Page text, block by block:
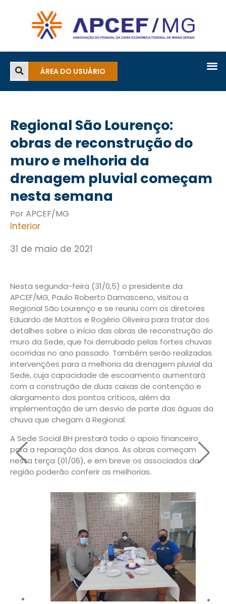
ÁREA DO USUÁRIO
Regional São Lourenço:
obras de reconstrução do
muro e melhoria da
drenagem pluvial começam
nesta semana
Por APCEF/MG
Interior
31 de maio de 2021
Nesta segunda-feira (31/0,5) o presidente da
APCEF/MG, Paulo Roberto Damasceno, visitou a
Regional São Lourenço e se reuniu com os diretores
Eduardo de Mattos e Rogério Oliveira para tratar dos
detalhes sobre o início das obras de reconstrução do
muro da Sede, que foi derrubado pelas fortes chuvas
ocorridas no ano passado. Também serão realizadas
intervenções para a melhoria da drenagem pluvial da
Sede, cuja capacidade de escoamento aumentará
com a construção de duas caixas de contenção e
alargamento dos pontos críticos, além da
implementação de um desvio de parte das águas da
chuva que chegam à Regional.
A Sede Social BH prestará todo o apoio financeiro
para a reparação dos danos. As obras começam
nesta terça (01/06), e em breve os associados da
região poderão conferir as melhorias.